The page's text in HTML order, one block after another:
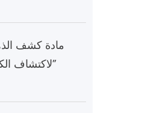
لاكتشاف الكنوز في الأعماق”